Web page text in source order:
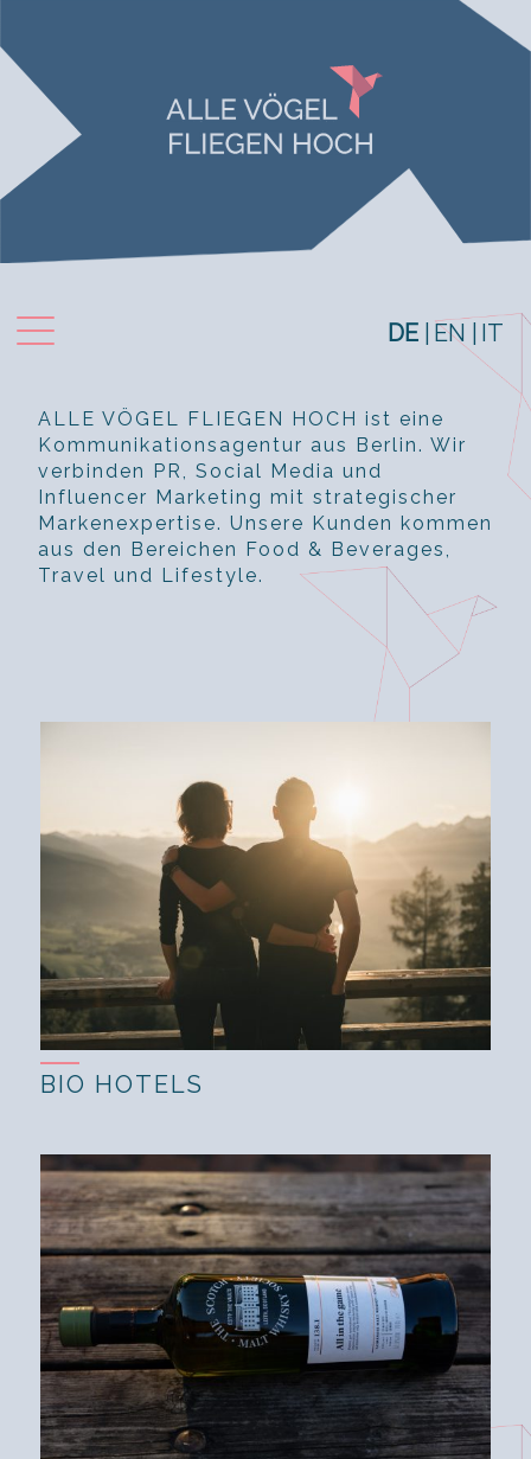
Toggle navigation DE EN IT
ALLE VÖGEL FLIEGEN HOCH ist eine
Kommunikationsagentur aus Berlin. Wir
verbinden PR, Social Media und
Influencer Marketing mit strategischer
Markenexpertise. Unsere Kunden kommen
aus den Bereichen Food & Beverages,
Travel und Lifestyle.
BIO HOTELS